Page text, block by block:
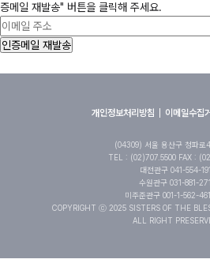
증메일 재발송" 버튼을 클릭해 주세요.
개인정보처리방침 이메일수집
(04309) 서울 용산구 청파로
TEL : (02)707.5500 FAX :
대전관구 041-554-
수원관구 031-881-
미주준관구 001-1-562-
COPYRIGHT ⓒ 2025 SISTERS OF THE
ALL RIGHT